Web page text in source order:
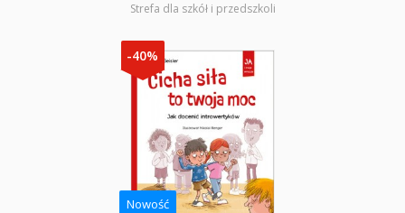
Strefa dla szkół i przedszkoli
-40%
Nowość